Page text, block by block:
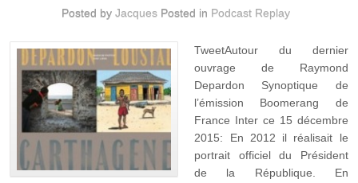
Posted by Jacques Posted in Podcast Replay
TweetAutour du dernier
ouvrage de Raymond
Depardon Synoptique de
l’émission Boomerang de
France Inter ce 15 décembre
2015: En 2012 il réalisait le
portrait officiel du Président
de la République. En